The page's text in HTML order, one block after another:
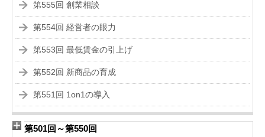
第555回 創業相談
第554回 経営者の眼力
第553回 最低賃金の引上げ
第552回 新商品の育成
第551回 1on1の導入
第501回～第550回